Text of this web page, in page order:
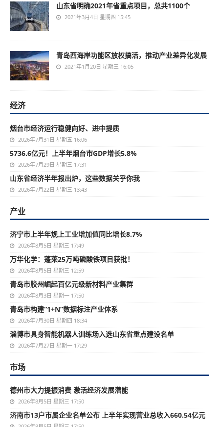
山东省明确2021年省重点项目，总共1100个
2021年3月4日 星期四 15:45
青岛西海岸功能区放权搞活，推动产业差异化发展
2021年1月20日 星期三 16:05
经济
烟台市经济运行稳健向好、进中提质
2026年7月31日 星期五 16:06
5736.6亿元！上半年烟台市GDP增长5.8%
2026年7月29日 星期三 17:31
山东省经济半年报出炉，这些数据关乎你我
2026年7月22日 星期三 13:43
产业
济宁市上半年规上工业增加值同比增长8.7%
2026年8月5日 星期三 17:49
万华化学：蓬莱25万吨磷酸铁项目获批！
2026年8月5日 星期三 12:59
青岛市胶州崛起百亿元级新材料产业集群
2026年8月3日 星期一 17:50
青岛市构建“1+N”数据标注产业体系
2026年7月30日 星期四 18:34
淄博市具身智能机器人训练场入选山东省重点建设名单
2026年7月27日 星期一 17:29
市场
德州市大力提振消费 激活经济发展潜能
2026年8月5日 星期三 17:50
济南市13户市属企业名单公布 上半年实现营业总收入660.54亿元